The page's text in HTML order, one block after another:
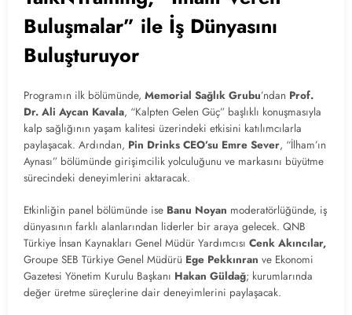
Buluşmalar” ile İş Dünyasını
Buluşturuyor
Programın ilk bölümünde, Memorial Sağlık Grubu’ndan Prof.
Dr. Ali Aycan Kavala, “Kalpten Gelen Güç” başlıklı konuşmasıyla
kalp sağlığının yaşam kalitesi üzerindeki etkisini katılımcılarla
paylaşacak. Ardından, Pin Drinks CEO’su Emre Sever, “İlham’ın
Aynası” bölümünde girişimcilik yolculuğunu ve markasını büyütme
sürecindeki deneyimlerini aktaracak.
Etkinliğin panel bölümünde ise Banu Noyan moderatörlüğünde, iş
dünyasının farklı alanlarından liderler bir araya gelecek. QNB
Türkiye İnsan Kaynakları Genel Müdür Yardımcısı Cenk Akıncılar,
Groupe SEB Türkiye Genel Müdürü Ege Pekkınran ve Ekonomi
Gazetesi Yönetim Kurulu Başkanı Hakan Güldağ; kurumlarında
değer üretme süreçlerine dair deneyimlerini paylaşacak.